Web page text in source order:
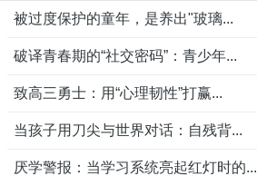
被过度保护的童年，是养出"玻璃...
破译青春期的“社交密码”：青少年...
致高三勇士：用“心理韧性”打赢...
当孩子用刀尖与世界对话：自残背...
厌学警报：当学习系统亮起红灯时的...